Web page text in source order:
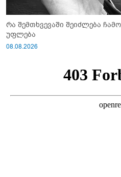
რა შემთხვევაში შეიძლება
უფლება
08.08.2026